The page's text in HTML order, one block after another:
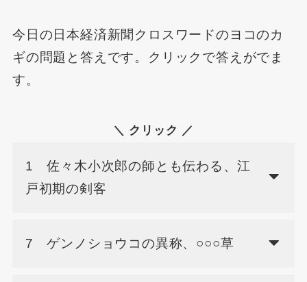
今日の日本経済新聞クロスワードのヨコのカ
ギの問題と答えです。クリックで答えがでま
す。
＼ クリック ／
1 佐々木小次郎の師とも伝わる、江
戸初期の剣客
7 ゲンノショウコの異称、○○○草